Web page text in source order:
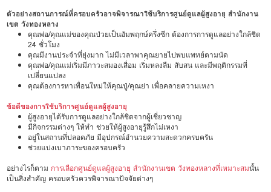
ตัวอย่างสถานการณ์ที่ครอบครัวอาจพิจารณาใช้บริการศูนย์ดูแลผู้สูงอายุ สำนักงาน
เขต วังทองหลาง
คุณพ่อ/คุณแม่ของคุณป่วยเป็นอัมพฤกษ์ครึ่งซีก ต้องการการดูแลอย่างใกล้ชิด
24 ชั่วโมง
คุณมีงานประจำที่ยุ่งมาก ไม่มีเวลาพาคุณยายไปพบแพทย์ตามนัด
คุณพ่อ/คุณแม่เริ่มมีภาวะสมองเสื่อม เริ่มหลงลืม สับสน และมีพฤติกรรมที่
เปลี่ยนแปลง
คุณต้องการหาเพื่อนใหม่ให้คุณปู่/คุณย่า เพื่อคลายความเหงา
ข้อดีของการใช้บริการศูนย์ดูแลผู้สูงอายุ
ผู้สูงอายุได้รับการดูแลอย่างใกล้ชิดจากผู้เชี่ยวชาญ
มีกิจกรรมต่างๆ ให้ทำ ช่วยให้ผู้สูงอายุรู้สึกไม่เหงา
อยู่ในสถานที่ปลอดภัย มีอุปกรณ์อำนวยความสะดวกครบครัน
ช่วยแบ่งเบาภาระของครอบครัว
อย่างไรก็ตาม การเลือกศูนย์ดูแลผู้สูงอายุ สำนักงานเขต วังทองหลางที่เหมาะสมนั้น
เป็นสิ่งสำคัญ ครอบครัวควรพิจารณาปัจจัยต่างๆ